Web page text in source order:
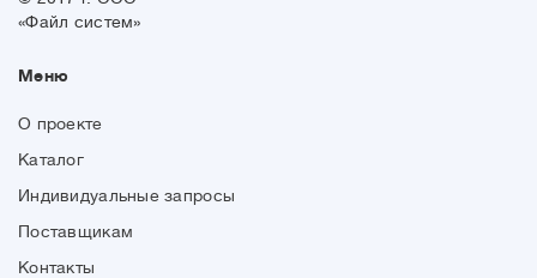
«Файл систем»
Меню
О проекте
Каталог
Индивидуальные запросы
Поставщикам
Контакты